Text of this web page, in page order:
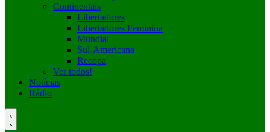
Continentais
Libertadores
Libertadores Feminina
Mundial
Sul-Americana
Recopa
Ver todos!
Notícias
Rádio